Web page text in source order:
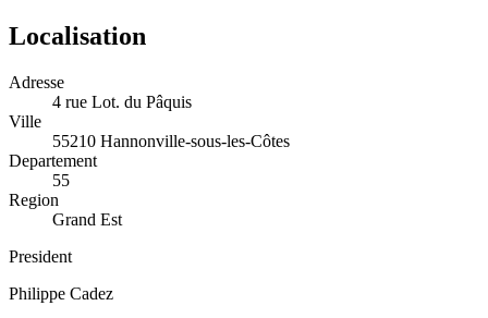
Localisation
Adresse
4 rue Lot. du Pâquis
Ville
55210 Hannonville-sous-les-Côtes
Departement
55
Region
Grand Est
President
Philippe Cadez